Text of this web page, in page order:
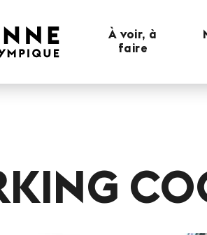
À voir, à
faire